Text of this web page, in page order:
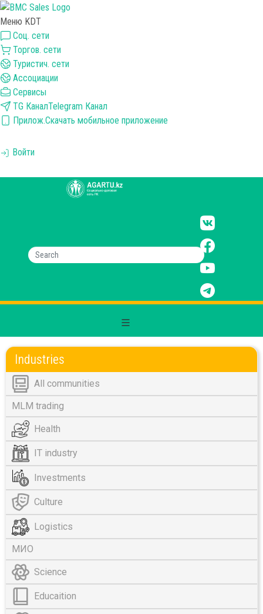
Меню KDT
Соц. сети
Торгов. сети
Туристич. сети
Ассоциации
Сервисы
TG КаналTelegram Канал
Прилож.Скачать мобильное приложение
Войти
Industries
All communities
MLM trading
Health
IT industry
Investments
Culture
Logistics
МИО
Science
Educaition